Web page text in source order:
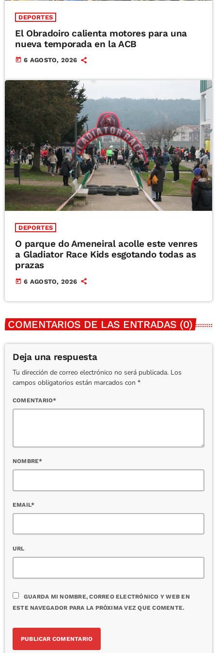
DEPORTES
El Obradoiro calienta motores para una
nueva temporada en la ACB
today 6 AGOSTO, 2026
DEPORTES
O parque do Ameneiral acolle este venres
a Gladiator Race Kids esgotando todas as
prazas
today 6 AGOSTO, 2026
COMENTARIOS DE LAS ENTRADAS (0)
Deja una respuesta
Tu dirección de correo electrónico no será publicada. Los
campos obligatorios están marcados con *
COMENTARIO*
NOMBRE*
EMAIL*
URL
GUARDA MI NOMBRE, CORREO ELECTRÓNICO Y WEB EN
ESTE NAVEGADOR PARA LA PRÓXIMA VEZ QUE COMENTE.